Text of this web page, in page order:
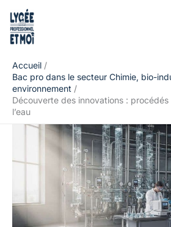
contenu
Accueil
Bac pro dans le secteur Chimie, bio-
environnement
Découverte des innovations :
l’eau
Rechercher